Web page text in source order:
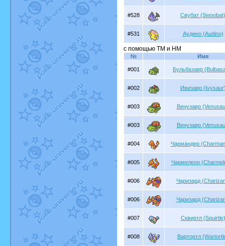
#528 Свубат (Swoobat)
#531 Аудино (Audino)
с помощью TM и HM
№ Имя
#001 Бульбазавр
#002 Ивизавр
#003 Венузавр
#003 Венузавр
#004 Чармандер
#005 Чармелеон
#006 Чаризард
#006 Чаризард
#007 Сквиртл (Squirtle)
#008 Вартортл